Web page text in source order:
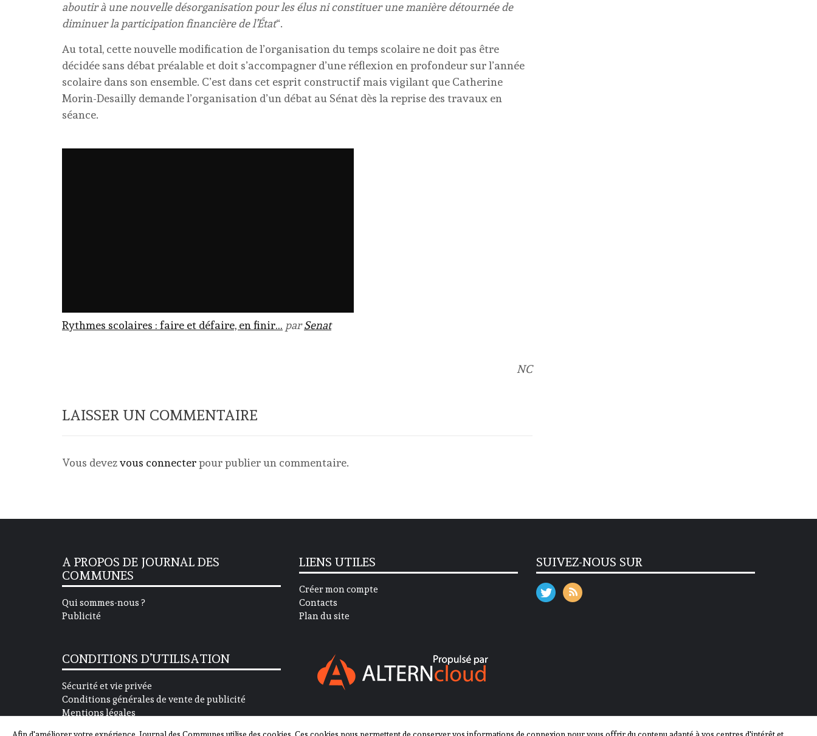
aboutir à une nouvelle désorganisation pour les élus ni constituer une manière détournée de
diminuer la participation financière de l’État“.
Au total, cette nouvelle modification de l’organisation du temps scolaire ne doit pas être
décidée sans débat préalable et doit s’accompagner d’une réflexion en profondeur sur l’année
scolaire dans son ensemble. C’est dans cet esprit constructif mais vigilant que Catherine
Morin-Desailly demande l’organisation d’un débat au Sénat dès la reprise des travaux en
séance.
Rythmes scolaires : faire et défaire, en finir… parSenat
NC
LAISSER UN COMMENTAIRE
Vous devezvous connecterpour publier un commentaire.
A PROPOS DE JOURNAL DES
COMMUNES
Qui sommes-nous ?
Publicité
CONDITIONS D’UTILISATION
Sécurité et vie privée
Conditions générales de vente de publicité
Mentions légales
LIENS UTILES
Créer mon compte
Contacts
Plan du site
SUIVEZ-NOUS SUR